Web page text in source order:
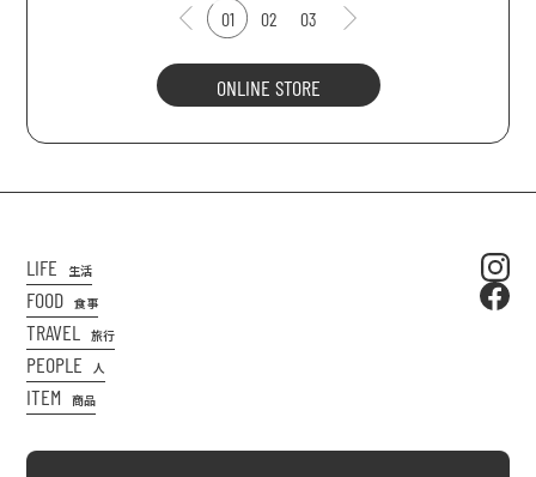
01 02 03
ONLINE STORE
LIFE 生活
FOOD 食事
TRAVEL 旅行
PEOPLE 人
ITEM 商品